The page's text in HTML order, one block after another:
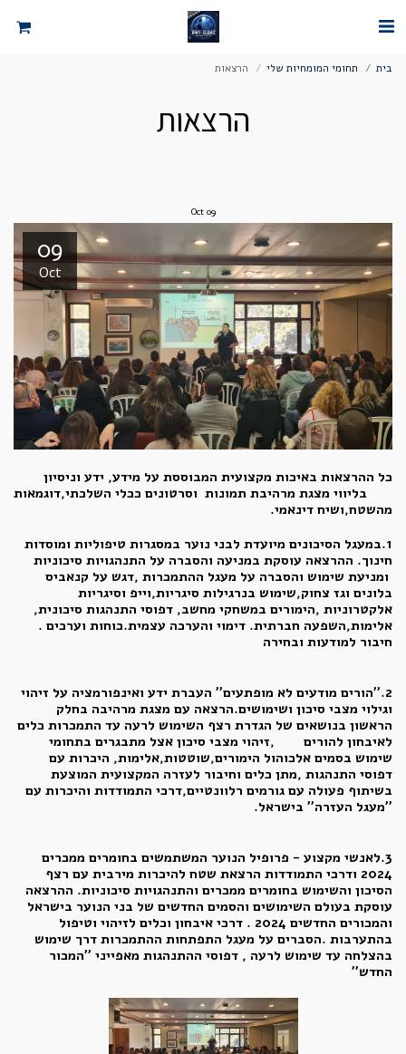
בית תחומי המומחיות שלי הרצאות
הרצאות
09
Oct
09
Oct
כל ההרצאות באיכות מקצועית המבוססת על מידע, ידע וניסיון
בליווי מצגת מרהיבת תמונות וסרטונים ככלי השלכתי,דוגמאות
מהשטח,ושיח דינאמי.
1.במעגל הסיכונים מיועדת לבני נוער במסגרות טיפוליות ומוסדות
חינוך. ההרצאה עוסקת במניעה והסברה על התנהגויות סיכוניות
ומניעת שימוש והסברה על מעגל ההתמכרות ,דגש על קנאביס
בלונים וגז צחוק,שימוש בנרגילות סיגריות,וייפ וסיגריות
אלקטרוניות ,הימורים במשחקי מחשב, דפוסי התנהגות סיכונית,
אלימות,השפעה חברתית. דימוי והערכה עצמית.כוחות וערכים .
חיבור למודעות ובחירה
2.''הורים מודעים לא מופתעים'' העברת ידע ואינפורמציה על זיהוי
וגילוי מצבי סיכון ושימושים.הרצאה עם מצגת מרהיבה בחלק
הראשון בנושאים של הגדרת רצף השימוש לרעה עד התמכרות כלים
לאיבחון להורים ,זיהוי מצבי סיכון אצל מתבגרים בתחומי
שימוש בסמים אלכוהול הימורים,שוטטות,אלימות, היכרות עם
דפוסי התנהגות ,מתן כלים וחיבור לעזרה המקצועית המוצעת
בשיתוף פעולה עם גורמים רלוונטיים,דרכי התמודדות והיכרות עם
''מעגל העזרה'' בישראל.
3.לאנשי מקצוע - פרופיל הנוער המשתמשים בחומרים ממכרים
2024 ודרכי התמודדות הרצאת שטח להיכרות מירבית עם רצף
הסיכון והשימוש בחומרים ממכרים והתנהגויות סיכוניות. ההרצאה
עוסקת בעולם השימושים והסמים החדשים של בני הנוער בישראל
והמכורים החדשים 2024 . דרכי איבחון וכלים לזיהוי וטיפול
בהתערבות .הסברים על מעגל התפתחות ההתמכרות דרך שימוש
בהצלחה עד שימוש לרעה , דפוסי ההתנהגות מאפייני ''המכור
החדש''